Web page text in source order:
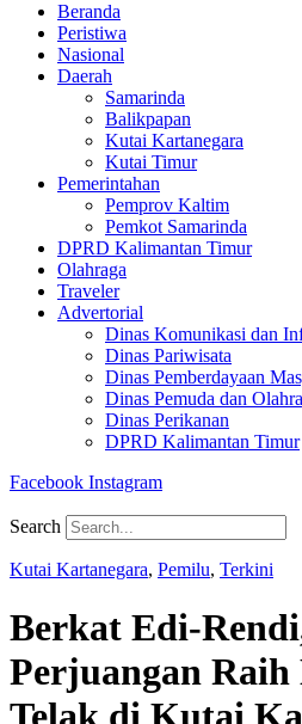
Beranda
Peristiwa
Nasional
Daerah
Samarinda
Balikpapan
Kutai Kartanegara
Kutai Timur
Pemerintahan
Pemprov Kaltim
Pemkot Samarinda
DPRD Kalimantan Timur
Olahraga
Traveler
Advertorial
Dinas Komunikasi dan
Dinas Pariwisata
Dinas Pemberdayaan
Dinas Pemuda dan
Dinas Perikanan
DPRD Kalimantan Timur
Facebook Instagram
Search
Kutai Kartanegara, Pemilu, Terkini
Berkat Edi-
Perjuangan Raih